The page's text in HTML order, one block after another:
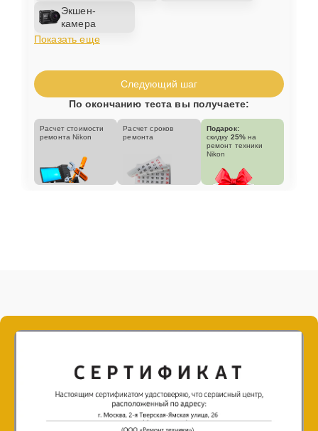
Экшен-
камера
Показать еще
Следующий шаг
По окончанию теста вы получаете:
Расчет стоимости
ремонта Nikon
Расчет сроков
ремонта
Подарок:
скидку 25% на
ремонт техники
Nikon